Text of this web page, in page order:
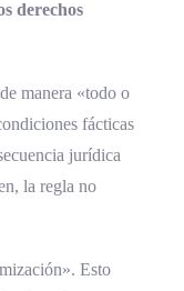
derechos
manera «todo o
fácticas
jurídica
la regla no
Esto